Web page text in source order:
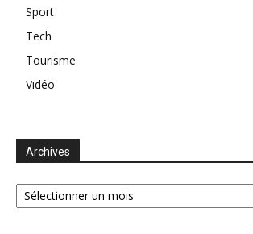
Sport
Tech
Tourisme
Vidéo
Archives
Archives